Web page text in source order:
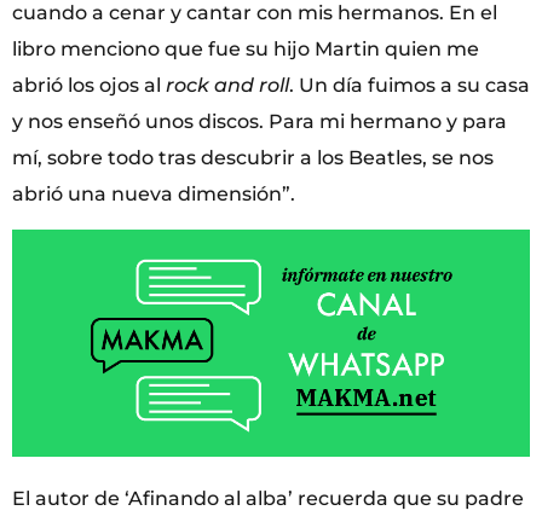
cuando a cenar y cantar con mis hermanos. En el
libro menciono que fue su hijo Martin quien me
abrió los ojos al rock and roll. Un día fuimos a su casa
y nos enseñó unos discos. Para mi hermano y para
mí, sobre todo tras descubrir a los Beatles, se nos
abrió una nueva dimensión”.
El autor de ‘Afinando al alba’ recuerda que su padre